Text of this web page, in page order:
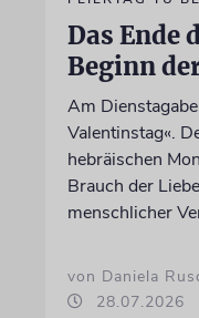
Das Ende
Beginn
Am
Valentinstag«.
hebräischen
Brauch der
menschlicher
von Daniela
28.07.2026